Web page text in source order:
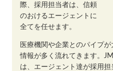
際、採用担当者は、信頼
のおけるエージェントに
全てを任せます。
医療機関や企業とのパイプ
情報が多く流れてきます。
は、エージェント達が採用